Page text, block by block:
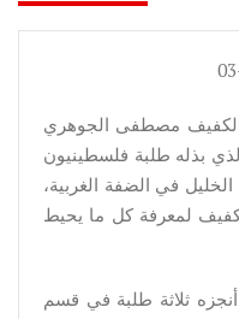
مصطفى الجوهري
بذله طلبة فلسطينيون
في الضفة الغربية،
لمعرفة كل ما يحيط
ثلاثة طلبة في قسم